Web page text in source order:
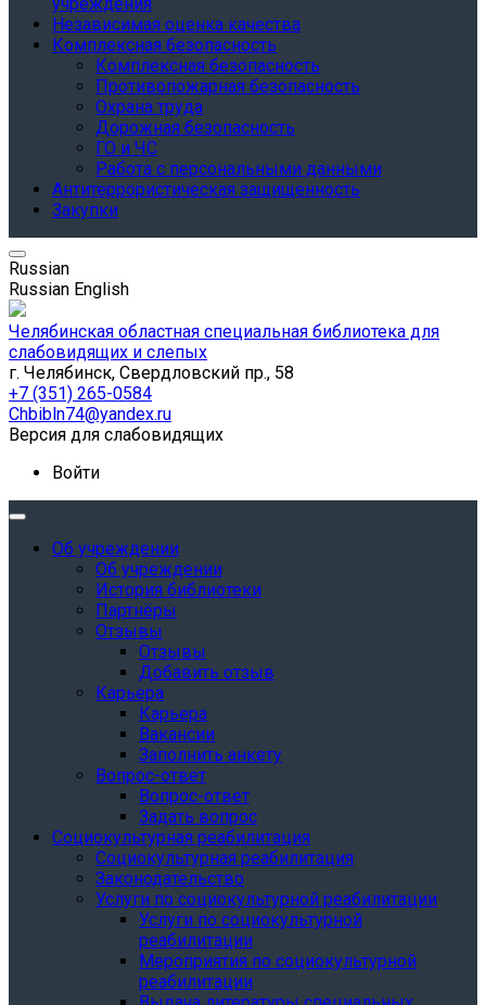
Независимая оценка качества
Комплексная безопасность
Комплексная безопасность
Противопожарная безопасность
Охрана труда
Дорожная безопасность
ГО и ЧС
Работа с персональными данными
Антитеррористическая защищенность
Закупки
Russian
Russian English
Челябинская областная специальная библиотека для
слабовидящих и слепых
г. Челябинск, Свердловский пр., 58
+7 (351) 265-0584
Chbibln74@yandex.ru
Версия для слабовидящих
Войти
Об учреждении
Об учреждении
История библиотеки
Партнёры
Отзывы
Отзывы
Добавить отзыв
Карьера
Карьера
Вакансии
Заполнить анкету
Вопрос-ответ
Вопрос-ответ
Задать вопрос
Социокультурная реабилитация
Социокультурная реабилитация
Законодательство
Услуги по социокультурной реабилитации
Услуги по социокультурной
реабилитации
Мероприятия по социокультурной
реабилитации